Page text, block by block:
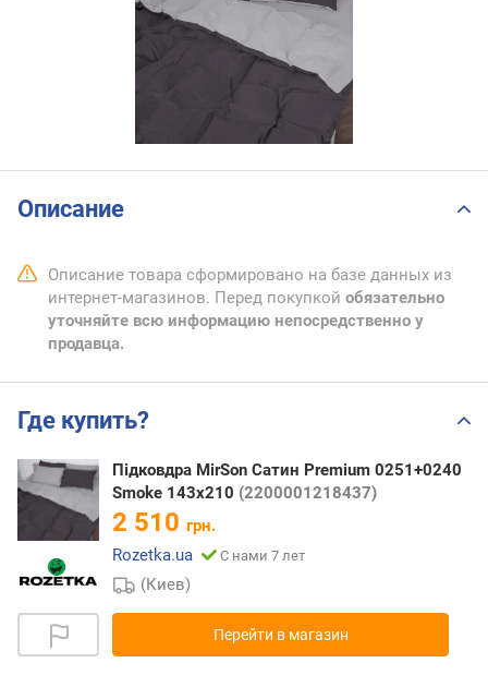
Описание
Описание товара сформировано на базе данных из
интернет-магазинов. Перед покупкой обязательно
уточняйте всю информацию непосредственно у
продавца.
Где купить?
Підковдра MirSon Сатин Premium 0251+0240
Smoke 143х210 (2200001218437)
2 510 грн.
Rozetka.ua
С нами 7 лет
(Киев)
Перейти в магазин